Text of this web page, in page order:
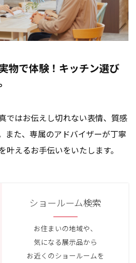
物で体験！キッチン選び
ではお伝えし切れない表情、質感
また、専属のアドバイザーが丁寧
叶えるお手伝いをいたします。
ショールーム検索
お住まいの地域や、
気になる展示品から
お近くのショールームを